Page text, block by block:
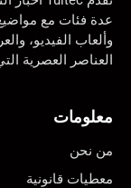
عدة فئات مع مواضيع
وألعاب الفيديو،
العناصر العصرية
معلومات
من نحن
معطيات قانونية